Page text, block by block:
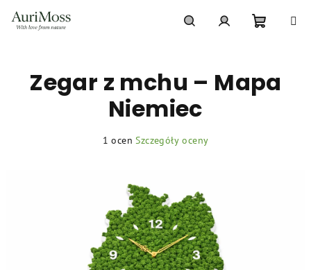
się
Zegar z mchu – Mapa
Niemiec
Średnia
wynosi
na
5
gwiazdek.
1 ocen Szczegóły oceny